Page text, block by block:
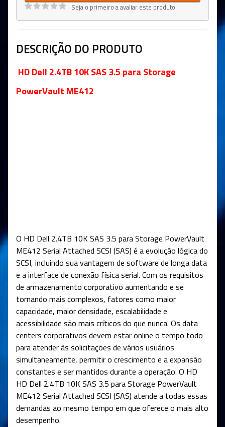
Seja o primeiro a avaliar este produto
DESCRIÇÃO DO PRODUTO
HD Dell 2.4TB 10K SAS 3.5 para Storage
PowerVault ME412
O HD Dell 2.4TB 10K SAS 3.5 para Storage PowerVault
ME412 Serial Attached SCSI (SAS) é a evolução lógica do
SCSI, incluindo sua vantagem de software de longa data
e a interface de conexão física serial. Com os requisitos
de armazenamento corporativo aumentando e se
tornando mais complexos, fatores como maior
capacidade, maior densidade, escalabilidade e
acessibilidade são mais críticos do que nunca. Os data
centers corporativos devem estar online o tempo todo
para atender às solicitações de vários usuários
simultaneamente, permitir o crescimento e a expansão
constantes e ser mantidos durante a operação. O HD
HD Dell 2.4TB 10K SAS 3.5 para Storage PowerVault
ME412 Serial Attached SCSI (SAS) atende a todas essas
demandas ao mesmo tempo em que oferece o mais alto
desempenho.